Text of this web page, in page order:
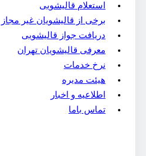
استعلام قالیشویی
برخی از قالیشویان غیر مجاز
دریافت جواز قالیشویی
معرفی قالیشویان تهران
نرخ خدمات
هیئت مدیره
اطلاعیه و اخبار
تماس باما